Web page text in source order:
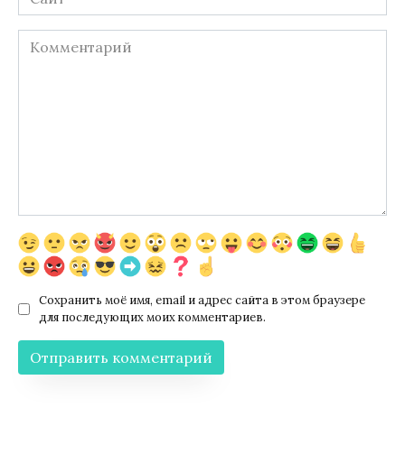
Комментарий
Сохранить моё имя, email и адрес сайта в этом браузере
для последующих моих комментариев.